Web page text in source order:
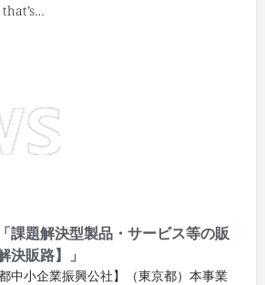
課題解決型製品・サービス等の販
決販路】」
中小企業振興公社】（東京都）本事業